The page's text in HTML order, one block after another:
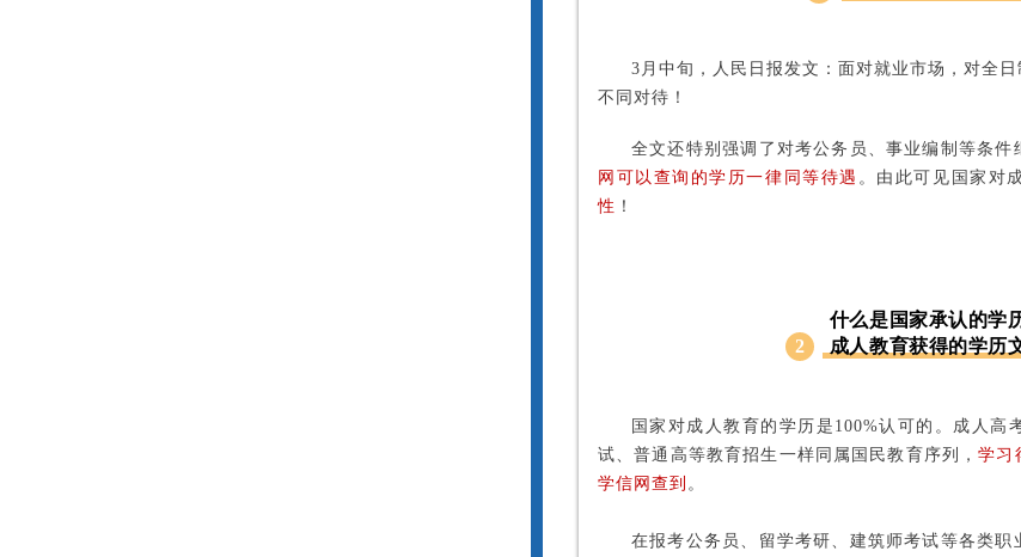
3月中旬，人民日报发文：面对就业市场，对全
不同对待！
全文还特别强调了对考公务员、事业编制等条件
网可以查询的学历一律同等待遇 。由此可见国家对
性 ！
2
什么是国家承认的学
成人教育获得的学历
国家对成人教育的学历是100%认可的。成人高
试、普通高等教育招生一样同属国民教育序列，学习
学信网查到 。
在报考公务员、留学考研、建筑师考试等各类